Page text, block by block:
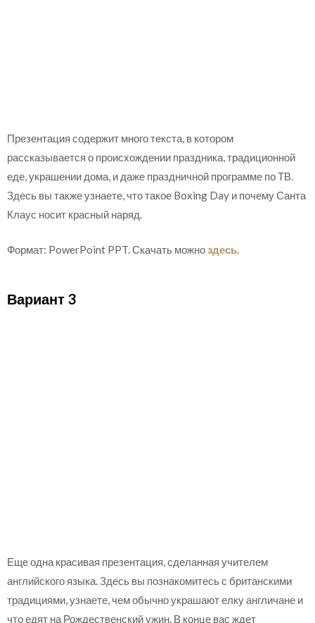
Презентация содержит много текста, в котором
рассказывается о происхождении праздника, традиционной
еде, украшении дома, и даже праздничной программе по ТВ.
Здесь вы также узнаете, что такое Boxing Day и почему Санта
Клаус носит красный наряд.
Формат: PowerPoint PPT. Скачать можноздесь
Вариант 3
Еще одна красивая презентация, сделанная учителем
английского языка. Здесь вы познакомитесь с британскими
традициями, узнаете, чем обычно украшают елку англичане и
что едят на Рождественский ужин. В конце вас ждет